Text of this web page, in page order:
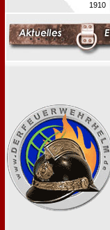
1910